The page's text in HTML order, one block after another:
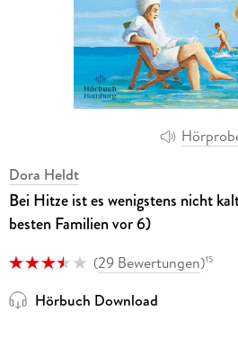
Dora Heldt
Bei Hitze ist es wenigstens nicht
besten Familien vor 6)
(29 Bewertungen)15
Hörbuch Download